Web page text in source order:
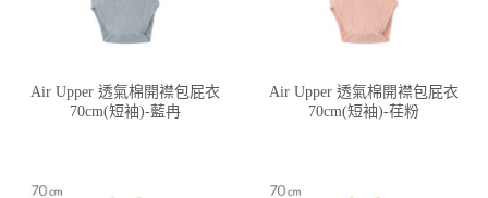
Air Upper 透氣棉開襟包屁衣
70cm(短袖)-藍冉
Air Upper 透氣棉開襟包屁衣
70cm(短袖)-荏粉